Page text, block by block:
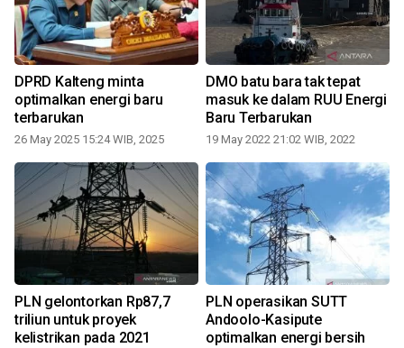
DPRD Kalteng minta
optimalkan energi baru
terbarukan
26 May 2025 15:24 WIB, 2025
DMO batu bara tak tepat
masuk ke dalam RUU Energi
Baru Terbarukan
19 May 2022 21:02 WIB, 2022
PLN gelontorkan Rp87,7
triliun untuk proyek
kelistrikan pada 2021
PLN operasikan SUTT
Andoolo-Kasipute
optimalkan energi bersih